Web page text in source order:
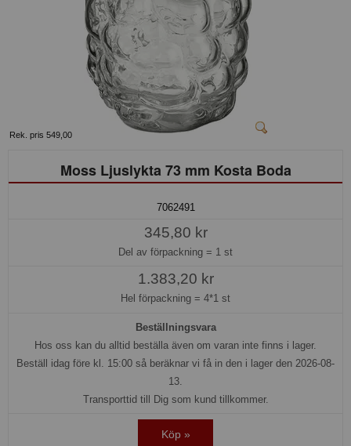
Rek. pris 549,00
Moss Ljuslykta 73 mm Kosta Boda
7062491
345,80 kr
Del av förpackning = 1 st
1.383,20 kr
Hel förpackning = 4*1 st
Beställningsvara
Hos oss kan du alltid beställa även om varan inte finns i lager.
Beställ idag före kl. 15:00 så beräknar vi få in den i lager den 2026-08-
13.
Transporttid till Dig som kund tillkommer.
Köp »